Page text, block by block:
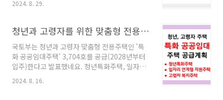
증하는 것이니 믿을 수 있습니다.저렴한 보증료
다른 상품 대..
를 거쳐 연내 선도사업 30곳을 선정합니다. 국토
빌리지 노후 빌라촌 재정비 사업인 뉴:빌리지의
본격적인 착수와 함께, 정부와 지자체의 협력이
매우 중요해진 거 같습니다. 민간 전문가와 공공
지원의 협력으로 이루어지는 이 사업은 기존의
주거 공간에 아파트 수준의 편의시설을 갖춘 커
뮤니티 공간을 제공하고, 다양한 주택정비 지원
2024. 8. 29.
청년과 고령자를 위한 맞춤형 전용주택 - 특화 공공임대주택 공급 계획
국토부는 청년과 고령자 맞춤형 전용주택인 '특
화 공공임대주택' 3,704호를 공급(2028년부터
입주)한다고 발표했네요. 청년특화주택, 일자리
맞는 주거 환경을 제공한다고 하는데....국토교통
2024. 8. 16.